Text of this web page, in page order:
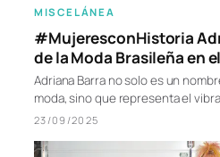
MISCELÁNEA
#MujeresconHistoria
de la Moda Brasileña en
Adriana Barra no solo es un
moda, sino que representa el
23/09/2025